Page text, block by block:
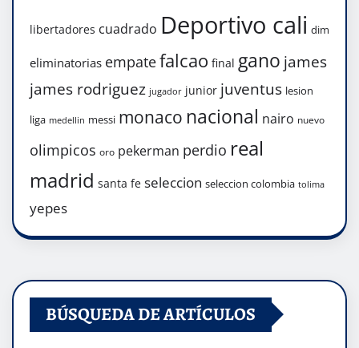
libertadores cuadrado Deportivo cali dim
eliminatorias empatefalcao final gano james
james rodriguez jugador junior juventus lesion
liga medellin messi monaco nacional nairo nuevo
olimpicos oro pekerman perdio real
madrid santa fe seleccion seleccion colombia tolima
yepes
BÚSQUEDA DE ARTÍCULOS